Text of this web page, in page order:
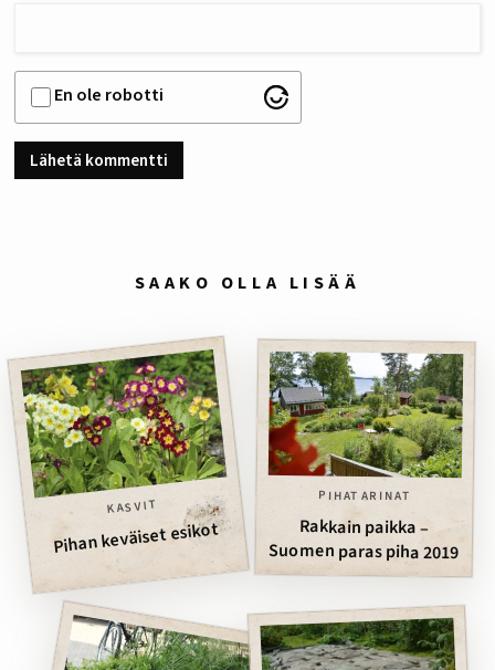
En ole robotti
SAAKO OLLA LISÄÄ
KASVIT
Pihan keväiset esikot
PIHATARINAT
Rakkain paikka –
Suomen paras piha 2019